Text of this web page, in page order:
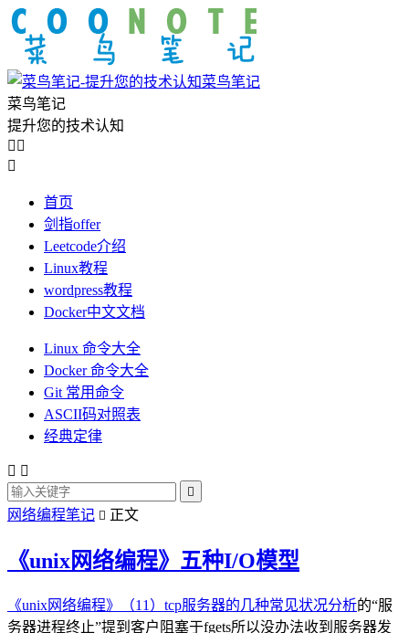
菜鸟笔记
菜鸟笔记
提升您的技术认知
 

首页
剑指offer
Leetcode介绍
Linux教程
wordpress教程
Docker中文文档
Linux 命令大全
Docker 命令大全
Git 常用命令
ASCII码对照表
经典定律
 

网络编程笔记  正文
《unix网络编程》五种I/O模型
《unix网络编程》（11）tcp服务器的几种常见状况分析的“服
务器进程终止”提到客户阻塞于fgets所以没办法收到服务器发